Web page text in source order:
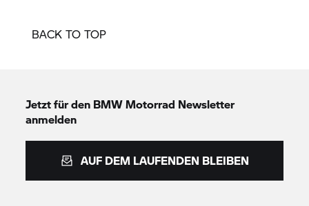
BACK TO TOP
Jetzt für den BMW Motorrad Newsletter
anmelden
AUF DEM LAUFENDEN BLEIBEN